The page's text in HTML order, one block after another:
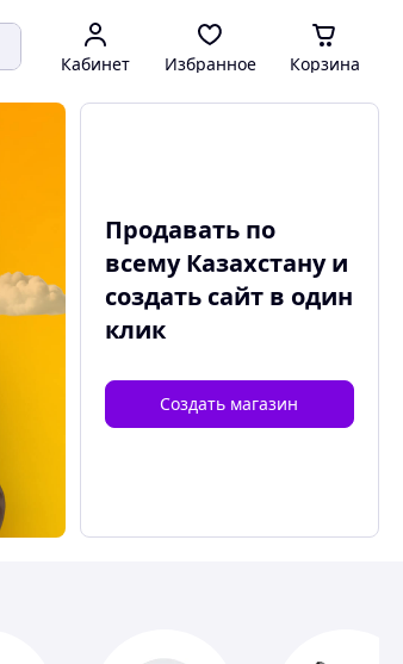
Кабинет Избранное Корзина
Продавать по
всему Казахстану и
создать сайтв один
клик
Создать магазин